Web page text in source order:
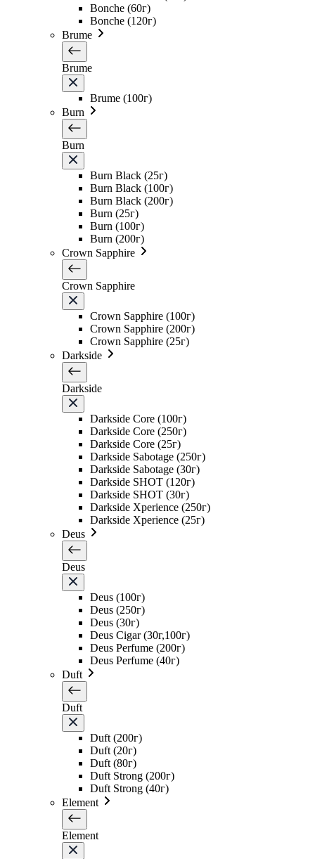
Bonche (60г)
Bonche (120г)
Brume
Brume
Brume (100г)
Burn
Burn
Burn Black (25г)
Burn Black (100г)
Burn Black (200г)
Burn (25г)
Burn (100г)
Burn (200г)
Crown Sapphire
Crown Sapphire
Crown Sapphire (100г)
Crown Sapphire (200г)
Crown Sapphire (25г)
Darkside
Darkside
Darkside Core (100г)
Darkside Core (250г)
Darkside Core (25г)
Darkside Sabotage (250г)
Darkside Sabotage (30г)
Darkside SHOT (120г)
Darkside SHOT (30г)
Darkside Xperience (250г)
Darkside Xperience (25г)
Deus
Deus
Deus (100г)
Deus (250г)
Deus (30г)
Deus Cigar (30г,100г)
Deus Perfume (200г)
Deus Perfume (40г)
Duft
Duft
Duft (200г)
Duft (20г)
Duft (80г)
Duft Strong (200г)
Duft Strong (40г)
Element
Element